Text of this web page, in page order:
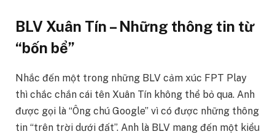
BLV Xuân Tín – Những thông tin từ
“bốn bể”
Nhắc đến một trong những BLV cảm xúc FPT Play
thì chắc chắn cái tên Xuân Tín không thể bỏ qua. Anh
được gọi là “Ông chú Google” vì có được những thông
tin “trên trời dưới đất”. Anh là BLV mang đến một kiểu